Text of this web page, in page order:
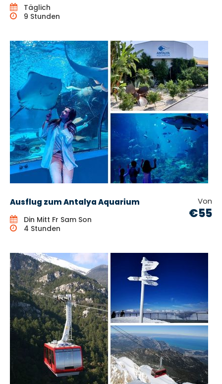
Täglich
9 Stunden
Ausflug zum Antalya Aquarium Von
€55
Din Mitt Fr Sam Son
4 Stunden